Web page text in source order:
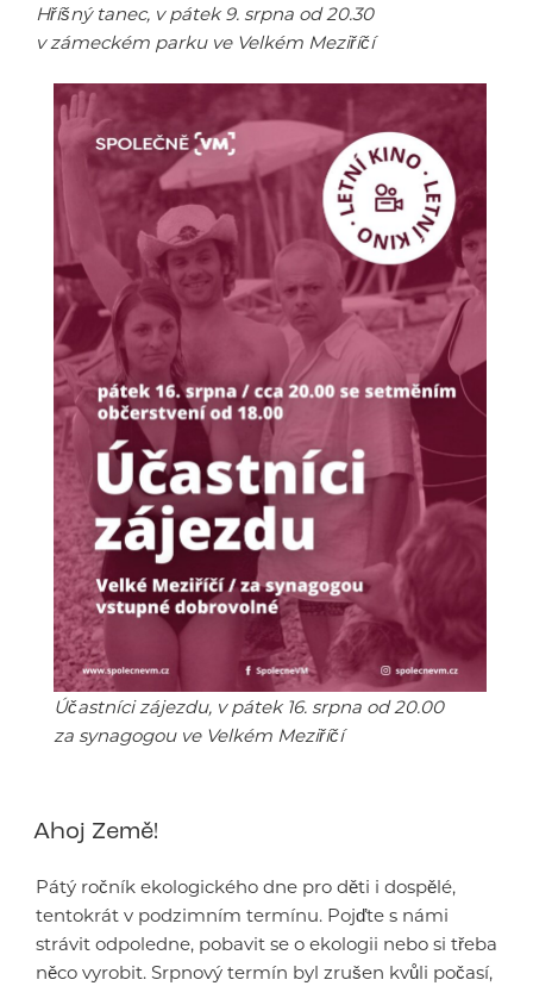
Hříšný tanec, v pátek 9. srpna od 20.30
v zámeckém parku ve Velkém Meziříčí
Účastníci zájezdu, v pátek 16. srpna od 20.00
za synagogou ve Velkém Meziříčí
Ahoj Země!
Pátý ročník ekologického dne pro děti i dospělé,
tentokrát v podzimním termínu. Pojďte s námi
strávit odpoledne, pobavit se o ekologii nebo si třeba
něco vyrobit. Srpnový termín byl zrušen kvůli počasí,